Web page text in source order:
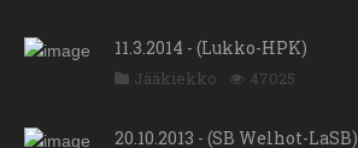
11.3.2014 - (Lukko-HPK)
Jääkiekko 47025
20.10.2013 - (SB Welhot-LaSB)